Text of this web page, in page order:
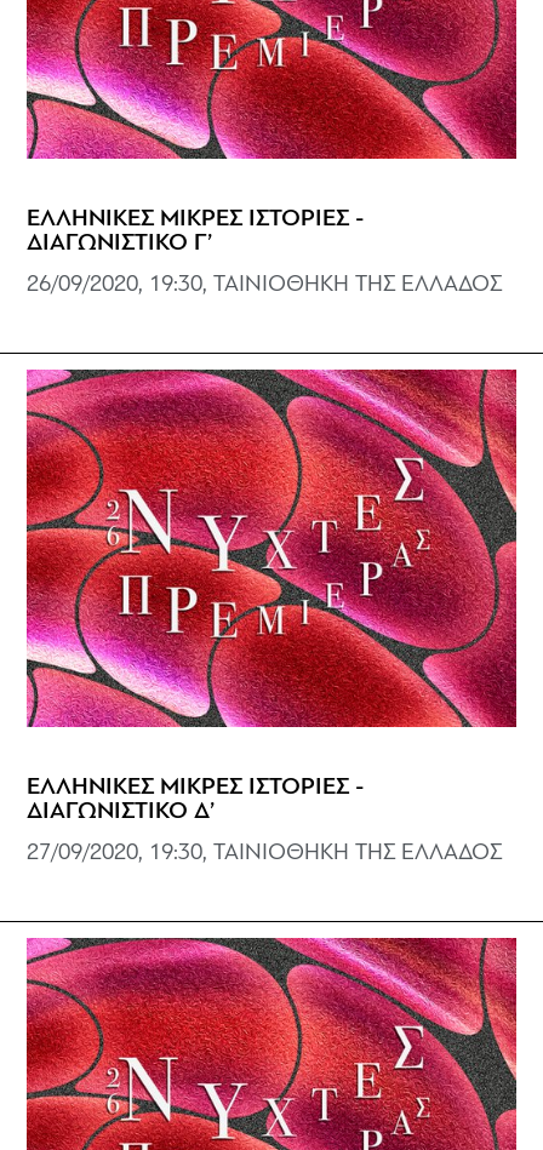
ΕΛΛΗΝΙΚΕΣ ΜΙΚΡΕΣ ΙΣΤΟΡΙΕΣ -
ΔΙΑΓΩΝΙΣΤΙΚΟ Γ’
26/09/2020, 19:30, ΤΑΙΝΙΟΘΗΚΗ ΤΗΣ ΕΛΛΑΔΟΣ
ΕΛΛΗΝΙΚΕΣ ΜΙΚΡΕΣ ΙΣΤΟΡΙΕΣ -
ΔΙΑΓΩΝΙΣΤΙΚΟ Δ’
27/09/2020, 19:30, ΤΑΙΝΙΟΘΗΚΗ ΤΗΣ ΕΛΛΑΔΟΣ